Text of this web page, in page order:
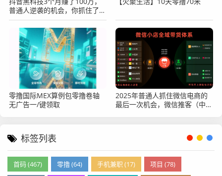
普通人逆袭的机会，你抓住了
吗？
零撸国际MEX算例包零撸卷轴
无广告一/键领取
2025年普通人抓住微信电商的
最后一次机会，微信推客（中国
标签列表
首码 (467) 零撸 (64) 手机兼职 (17) 项目 (78)